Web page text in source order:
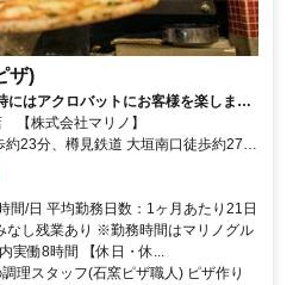
ザ)
にはアクロバットにお客様を楽しませ
株式会社マリノ】
約23分、樽見鉄道 大垣南口徒歩約27
分 ｢大垣市総合体育館｣より徒歩6分
喫煙防止措置】敷地内禁煙 （喫煙
間/日 平均勤務日数：1ヶ月あたり21日
し残業あり ※勤務時間はマリノグル
実働8時間 【休日・休...
理スタッフ(石窯ピザ職人) ピザ作り